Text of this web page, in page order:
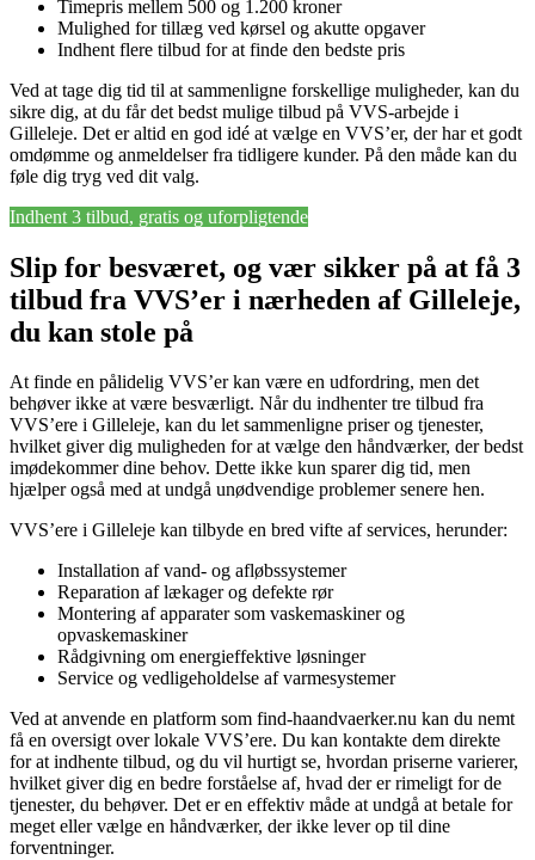
Timepris mellem 500 og 1.200 kroner
Mulighed for tillæg ved kørsel og akutte opgaver
Indhent flere tilbud for at finde den bedste pris
Ved at tage dig tid til at sammenligne forskellige muligheder, kan du
sikre dig, at du får det bedst mulige tilbud på VVS-arbejde i
Gilleleje. Det er altid en god idé at vælge en VVS’er, der har et godt
omdømme og anmeldelser fra tidligere kunder. På den måde kan du
føle dig tryg ved dit valg.
Indhent 3 tilbud, gratis og uforpligtende
Slip for besværet, og vær sikker på at få 3
tilbud fra VVS’er i nærheden af Gilleleje,
du kan stole på
At finde en pålidelig VVS’er kan være en udfordring, men det
behøver ikke at være besværligt. Når du indhenter tre tilbud fra
VVS’ere i Gilleleje, kan du let sammenligne priser og tjenester,
hvilket giver dig muligheden for at vælge den håndværker, der bedst
imødekommer dine behov. Dette ikke kun sparer dig tid, men
hjælper også med at undgå unødvendige problemer senere hen.
VVS’ere i Gilleleje kan tilbyde en bred vifte af services, herunder:
Installation af vand- og afløbssystemer
Reparation af lækager og defekte rør
Montering af apparater som vaskemaskiner og
opvaskemaskiner
Rådgivning om energieffektive løsninger
Service og vedligeholdelse af varmesystemer
Ved at anvende en platform som find-haandvaerker.nu kan du nemt
få en oversigt over lokale VVS’ere. Du kan kontakte dem direkte
for at indhente tilbud, og du vil hurtigt se, hvordan priserne varierer,
hvilket giver dig en bedre forståelse af, hvad der er rimeligt for de
tjenester, du behøver. Det er en effektiv måde at undgå at betale for
meget eller vælge en håndværker, der ikke lever op til dine
forventninger.